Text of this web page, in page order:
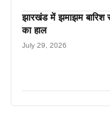
झारखंड में झमाझम
का हाल
July 29, 2026